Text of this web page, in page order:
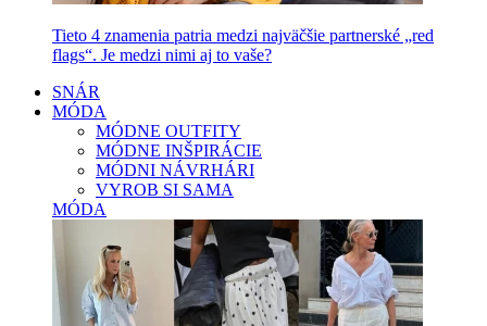
Tieto 4 znamenia patria medzi najväčšie partnerské „red
flags“. Je medzi nimi aj to vaše?
SNÁR
MÓDA
MÓDNE OUTFITY
MÓDNE INŠPIRÁCIE
MÓDNI NÁVRHÁRI
VYROB SI SAMA
MÓDA